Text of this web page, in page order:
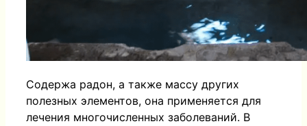
Содержа радон, а также массу других
полезных элементов, она применяется для
лечения многочисленных заболеваний. В